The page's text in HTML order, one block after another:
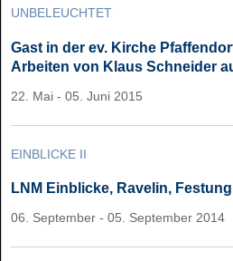
UNBELEUCHTET
Gast in der ev. Kirche
Arbeiten von Klaus Schneider
22. Mai - 05. Juni 2015
EINBLICKE II
LNM Einblicke, Ravelin,
06. September - 05. September 2014